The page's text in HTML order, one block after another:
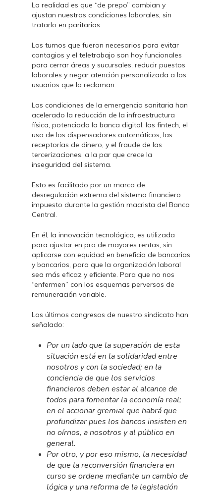
La realidad es que “de prepo” cambian y
ajustan nuestras condiciones laborales, sin
tratarlo en paritarias.
Los turnos que fueron necesarios para evitar
contagios y el teletrabajo son hoy funcionales
para cerrar áreas y sucursales, reducir puestos
laborales y negar atención personalizada a los
usuarios que la reclaman.
Las condiciones de la emergencia sanitaria han
acelerado la reducción de la infraestructura
física, potenciado la banca digital, las fintech, el
uso de los dispensadores automáticos, las
receptorías de dinero, y el fraude de las
tercerizaciones, a la par que crece la
inseguridad del sistema.
Esto es facilitado por un marco de
desregulación extrema del sistema financiero
impuesto durante la gestión macrista del Banco
Central.
En él, la innovación tecnológica, es utilizada
para ajustar en pro de mayores rentas, sin
aplicarse con equidad en beneficio de bancarias
y bancarios, para que la organización laboral
sea más eficaz y eficiente. Para que no nos
“enfermen” con los esquemas perversos de
remuneración variable.
Los últimos congresos de nuestro sindicato han
señalado:
Por un lado que lasuperación de esta
situación está en la solidaridad entre
nosotros y con la sociedad; en la
conciencia de que los servicios
financieros deben estar al alcance de
todos para fomentar la economía real;
en el accionar gremial que habrá que
profundizar pues los bancos insisten en
no oírnos, a nosotros y al público en
general.
Por otro, y por eso mismo, lanecesidad
de que la reconversión financiera en
curso se ordene mediante un cambio de
lógica y una reforma de la legislación